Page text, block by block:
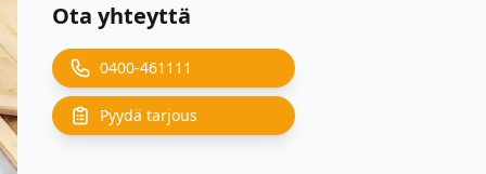
Ota yhteyttä
0400-461111
Pyydä tarjous